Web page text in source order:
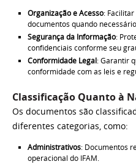
Organização e Acesso:
documentos quando
Segurança da Informação:
confidenciais conforme seu
Conformidade Legal: Garantir
conformidade com as leis e
Classificação Quanto à
Os documentos são
diferentes categorias, como:
Administrativos: Documentos
operacional do IFAM.